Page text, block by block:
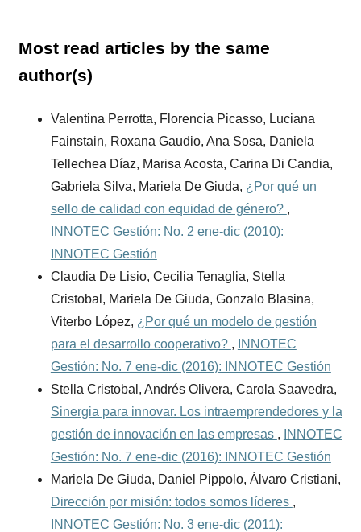
Most read articles by the same
author(s)
Valentina Perrotta, Florencia Picasso, Luciana
Fainstain, Roxana Gaudio, Ana Sosa, Daniela
Tellechea Díaz, Marisa Acosta, Carina Di Candia,
Gabriela Silva, Mariela De Giuda, ¿Por qué un
sello de calidad con equidad de género? ,
INNOTEC Gestión: No. 2 ene-dic (2010):
INNOTEC Gestión
Claudia De Lisio, Cecilia Tenaglia, Stella
Cristobal, Mariela De Giuda, Gonzalo Blasina,
Viterbo López, ¿Por qué un modelo de gestión
para el desarrollo cooperativo? ,
INNOTEC
Gestión: No. 7 ene-dic (2016): INNOTEC Gestión
Stella Cristobal, Andrés Olivera, Carola Saavedra,
Sinergia para innovar. Los intraemprendedores y la
gestión de innovación en las empresas ,
INNOTEC
Gestión: No. 7 ene-dic (2016): INNOTEC Gestión
Mariela De Giuda, Daniel Pippolo, Álvaro Cristiani,
Dirección por misión: todos somos líderes ,
INNOTEC Gestión: No. 3 ene-dic (2011):